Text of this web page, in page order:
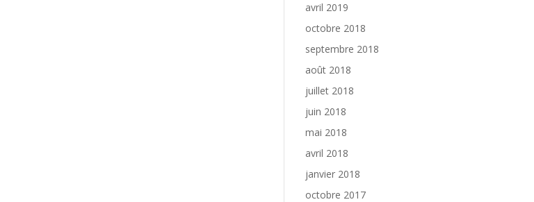
avril 2019
octobre 2018
septembre 2018
août 2018
juillet 2018
juin 2018
mai 2018
avril 2018
janvier 2018
octobre 2017